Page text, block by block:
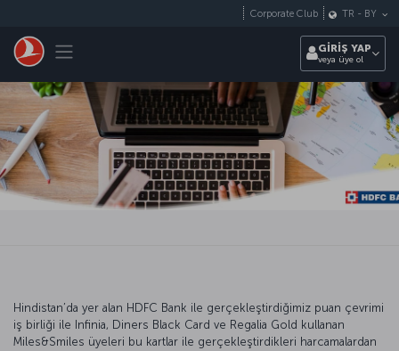
Toggle navigation
Corporate Club TR - BY
GİRİŞ YAP
veya üye ol
Hindistan’da yer alan HDFC Bank ile gerçekleştirdiğimiz puan çevrimi
iş birliği ile Infinia, Diners Black Card ve Regalia Gold kullanan
Miles&Smiles üyeleri bu kartlar ile gerçekleştirdikleri harcamalardan